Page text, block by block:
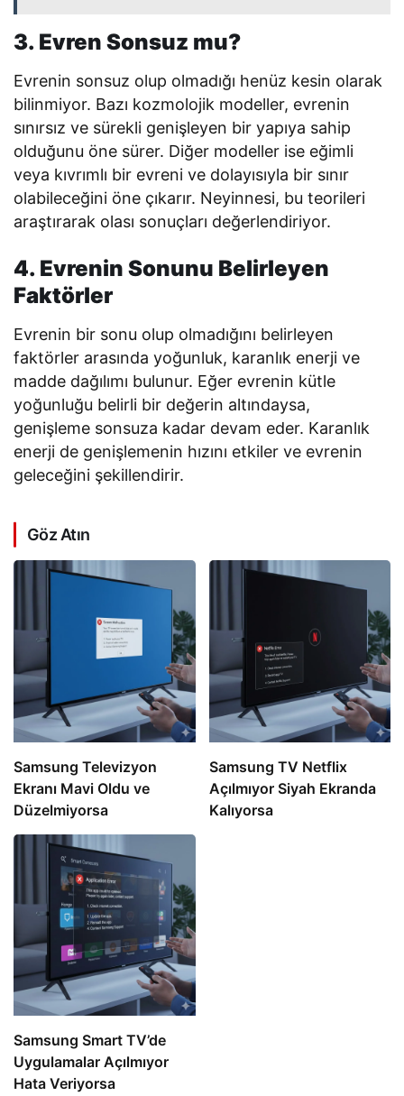
3. Evren Sonsuz mu?
Evrenin sonsuz olup olmadığı henüz kesin olarak
bilinmiyor. Bazı kozmolojik modeller, evrenin
sınırsız ve sürekli genişleyen bir yapıya sahip
olduğunu öne sürer. Diğer modeller ise eğimli
veya kıvrımlı bir evreni ve dolayısıyla bir sınır
olabileceğini öne çıkarır. Neyinnesi, bu teorileri
araştırarak olası sonuçları değerlendiriyor.
4. Evrenin Sonunu Belirleyen
Faktörler
Evrenin bir sonu olup olmadığını belirleyen
faktörler arasında yoğunluk, karanlık enerji ve
madde dağılımı bulunur. Eğer evrenin kütle
yoğunluğu belirli bir değerin altındaysa,
genişleme sonsuza kadar devam eder. Karanlık
enerji de genişlemenin hızını etkiler ve evrenin
geleceğini şekillendirir.
Göz Atın
Samsung Televizyon
Ekranı Mavi Oldu ve
Düzelmiyorsa
Samsung TV Netflix
Açılmıyor Siyah Ekranda
Kalıyorsa
Samsung Smart TV’de
Uygulamalar Açılmıyor
Hata Veriyorsa